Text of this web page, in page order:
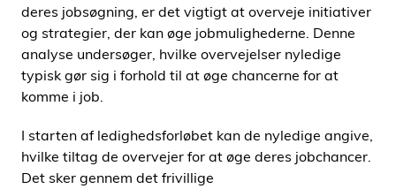
deres jobsøgning, er det vigtigt at overveje initiativer
og strategier, der kan øge jobmulighederne. Denne
analyse undersøger, hvilke overvejelser nyledige
typisk gør sig i forhold til at øge chancerne for at
komme i job.
I starten af ledighedsforløbet kan de nyledige angive,
hvilke tiltag de overvejer for at øge deres jobchancer.
Det sker gennem det frivillige